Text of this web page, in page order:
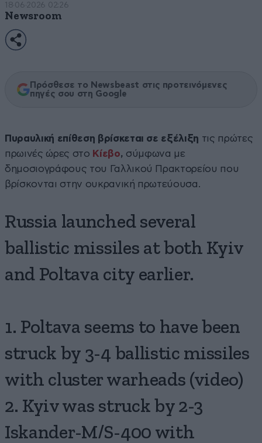
18·06·2026 02:26
Newsroom
Πρόσθεσε το Newsbeast στις προτεινόμενες
πηγές σου στη Google
Πυραυλική επίθεση βρίσκεται σε εξέλιξη τις πρώτες
πρωινές ώρες στο Κίεβο, σύμφωνα με
δημοσιογράφους του Γαλλικού Πρακτορείου που
βρίσκονται στην ουκρανική πρωτεύουσα.
Russia launched several
ballistic missiles at both Kyiv
and Poltava city earlier.
1. Poltava seems to have been
struck by 3-4 ballistic missiles
with cluster warheads (video)
2. Kyiv was struck by 2-3
Iskander-M/S-400 with